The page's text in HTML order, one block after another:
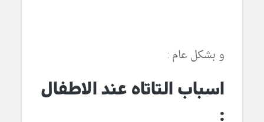
و بشكل عام :
اسباب التاتاه عند الاطفال
: